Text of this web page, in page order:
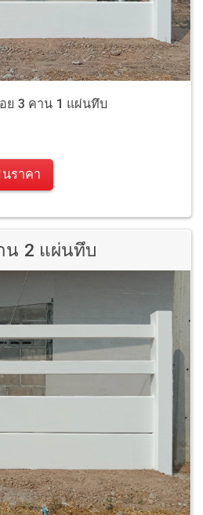
ย 3 คาน 1 แผ่นทึบ
ราคา
น 2 แผ่นทึบ